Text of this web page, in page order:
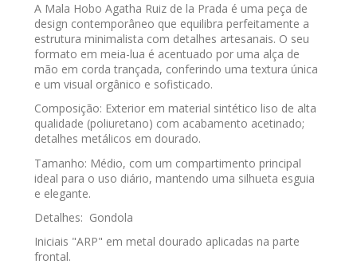
​A Mala Hobo Agatha Ruiz de la Prada é uma peça de
design contemporâneo que equilibra perfeitamente a
estrutura minimalista com detalhes artesanais. O seu
formato em meia-lua é acentuado por uma alça de
mão em corda trançada, conferindo uma textura única
e um visual orgânico e sofisticado.
​Composição: Exterior em material sintético liso de alta
qualidade (poliuretano) com acabamento acetinado;
detalhes metálicos em dourado.
​Tamanho: Médio, com um compartimento principal
ideal para o uso diário, mantendo uma silhueta esguia
e elegante.
​Detalhes: Gondola
​Iniciais "ARP" em metal dourado aplicadas na parte
frontal.